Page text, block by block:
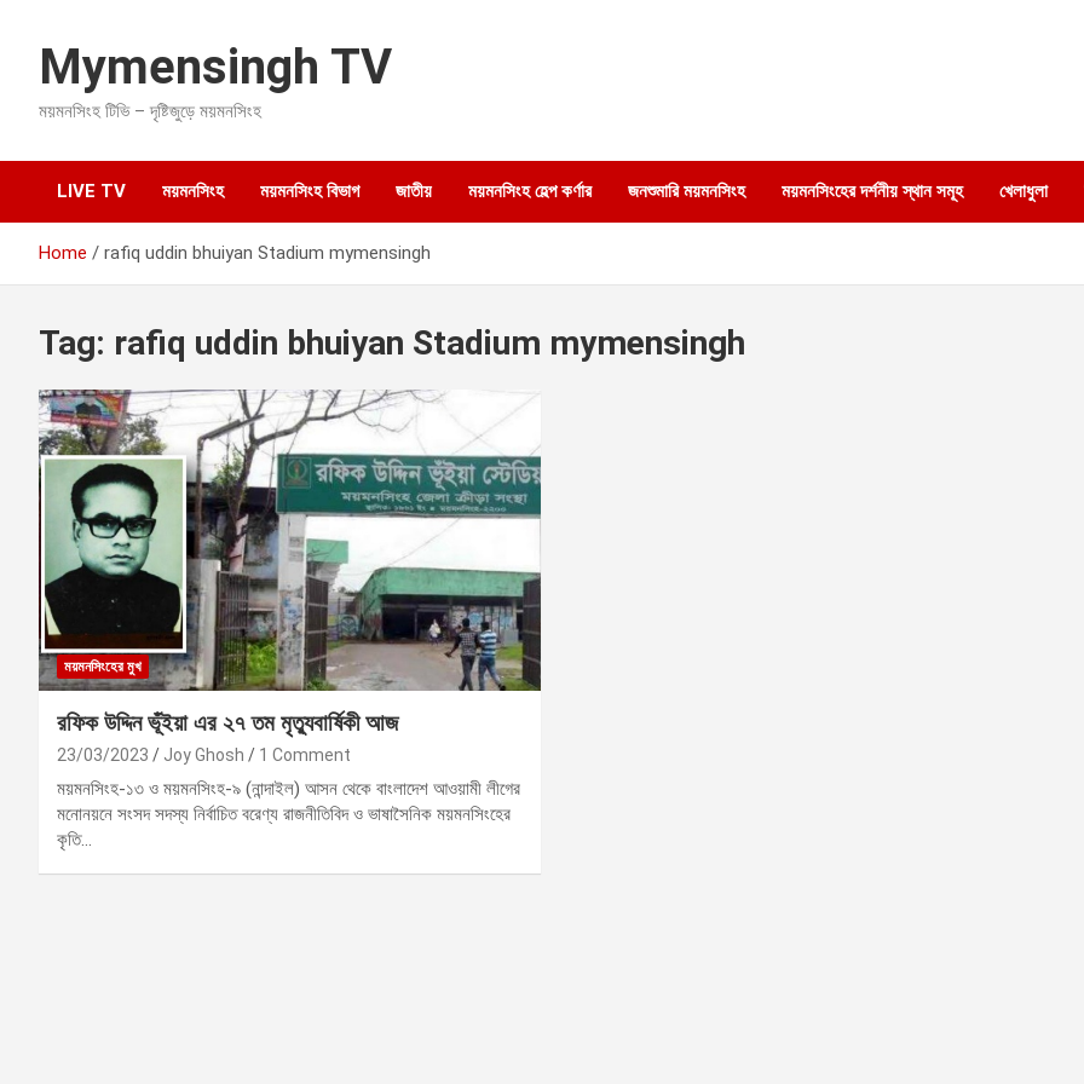
c
n
Mymensingh TV
ময়মনসিংহ টিভি – দৃষ্টিজুড়ে ময়মনসিংহ
LIVE TV ময়মনসিংহ ময়মনসিংহ বিভাগ জাতীয় ময়মনসিংহ হেল্প কর্ণার জনশুমারি ময়মনসিংহ ময়মনসিংহের দর্শনীয় স্থান সমূহ খেলাধুলা
Home rafiq uddin bhuiyan Stadium mymensingh
Tag: rafiq uddin bhuiyan Stadium mymensingh
ময়মনসিংহের মুখ
রফিক উদ্দিন ভূঁইয়া এর ২৭ তম মৃত্যুবার্ষিকী আজ
23/03/2023 Joy Ghosh 1 Comment
ময়মনসিংহ-১৩ ও ময়মনসিংহ-৯ (নান্দাইল) আসন থেকে বাংলাদেশ আওয়ামী লীগের
মনোনয়নে সংসদ সদস্য নির্বাচিত বরেণ্য রাজনীতিবিদ ও ভাষাসৈনিক ময়মনসিংহের
কৃতি…